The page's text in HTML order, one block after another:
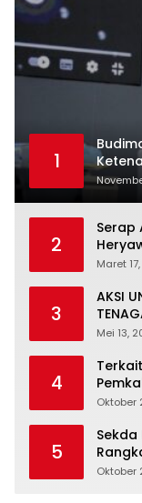
1
Timur,
2
Serap
Maret
3
AKSI
Mei 13,
4
Oktober
5
Sekda
Oktober